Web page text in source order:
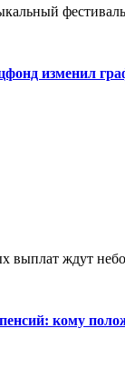
изменил
выплат ждут
кому